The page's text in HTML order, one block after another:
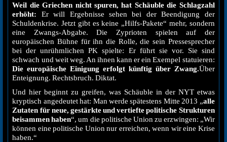
Weil die Griechen nicht spuren, hat Schäuble die Schlagzahl
erhöht: Er will Ergebnisse sehen bei der Beendigung der
Schuldenkrise. Jetzt gibt es keine „Hilfs-Pakete“ mehr, sondern
eine Zwangs-Abgabe. Die Zyprioten spielen auf der
europäischen Bühne für ihn die Rolle, die sein Pressesprecher
bei der unrühmlichen PK spielte: Er führt sie vor. Sie sind
schwach und weit weg. An ihnen kann er ein Exempel statuieren:
Die europäische Einigung erfolgt künftig über Zwang.Über
Enteignung. Rechtsbruch. Diktat.
Und hier beginnt zu greifen, was Schäuble in der NYT etwas
kryptisch angedeutet hat: Man werde spätestens Mitte 2013 „alle
Zutaten für neue, gestärkte und vertiefte politische Strukturen
beisammen haben“, um die politische Union zu erzwingen: „Wir
können eine politische Union nur erreichen, wenn wir eine Krise
haben.“